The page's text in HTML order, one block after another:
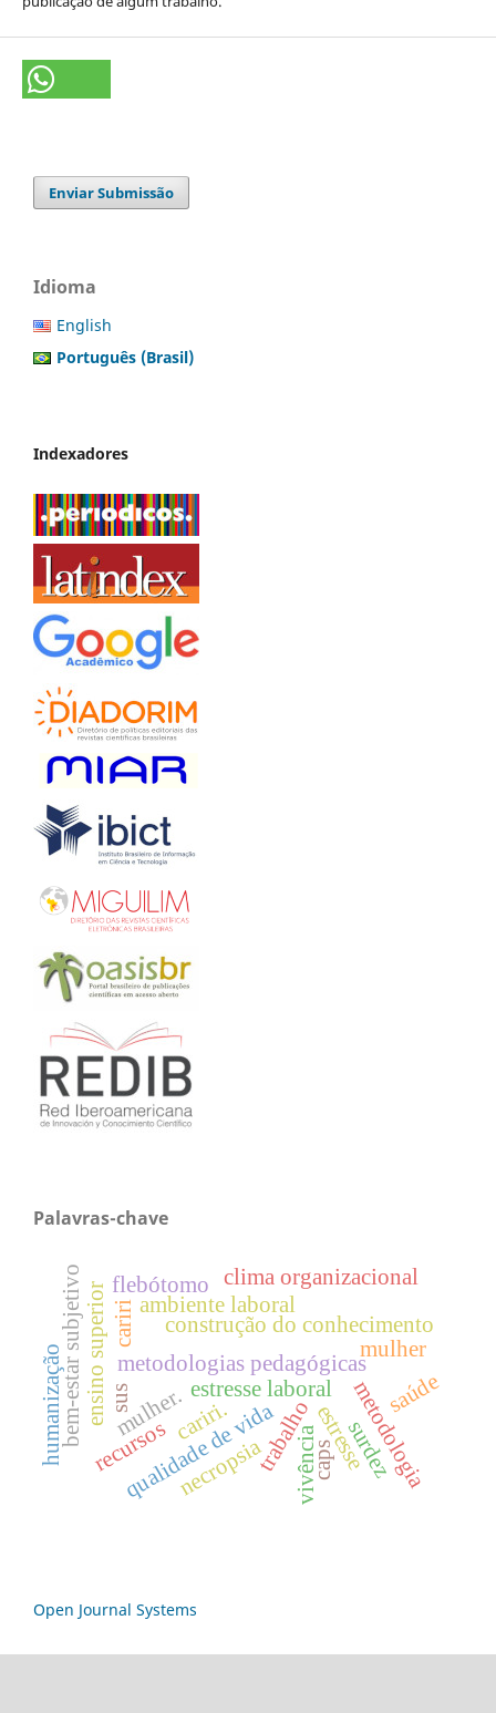
Enviar Submissão
Idioma
English
Português (Brasil)
Indexadores
Palavras-chave
metodologias pedagógicas
construção do conhecimento
ensino superior
estresse
ambiente laboral
bem-estar subjetivo estresse laboral
mulher
trabalho
qualidade de vida metodologia
vivência
necropsia
cariri.
clima organizacional
humanização mulher.
recursos
saúde
sus
cariri
flebótomo
caps surdez
Open Journal Systems